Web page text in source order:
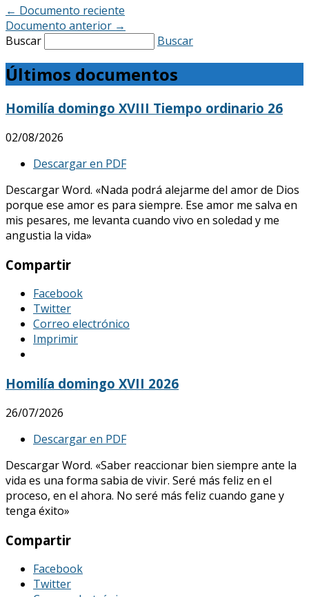
← Documento reciente
Documento anterior →
Buscar
Buscar
Últimos documentos
Homilía domingo XVIII Tiempo ordinario 26
02/08/2026
Descargar en PDF
Descargar Word. «Nada podrá alejarme del amor de Dios
porque ese amor es para siempre. Ese amor me salva en
mis pesares, me levanta cuando vivo en soledad y me
angustia la vida»
Compartir
Facebook
Twitter
Correo electrónico
Imprimir
Homilía domingo XVII 2026
26/07/2026
Descargar en PDF
Descargar Word. «Saber reaccionar bien siempre ante la
vida es una forma sabia de vivir. Seré más feliz en el
proceso, en el ahora. No seré más feliz cuando gane y
tenga éxito»
Compartir
Facebook
Twitter